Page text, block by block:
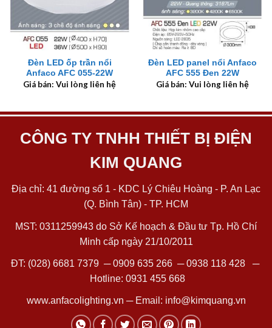
Đèn LED ốp trần nổi
Anfaco AFC 055-22W
Giá bán: Vui lòng liên hệ
Đèn LED panel nổi Anfaco
AFC 555 Đen 22W
Giá bán: Vui lòng liên hệ
CÔNG TY TNHH THIẾT BỊ ĐIỆN
KIM QUANG
Địa chỉ: 41 đường số 1 - KDC Lý Chiêu Hoàng - P. An Lạc
(Q. Bình Tân) - TP. HCM
MST: 0311259943 do Sở Kế hoạch & Đầu tư Tp. Hồ Chí
Minh cấp ngày 21/10/2011
ĐT: (028) 6681 7379 ─0909 635 266─0938 118 428─
Hotline: 0931 455 668
www.anfacolighting.vn ─ Email: info@kimquang.vn